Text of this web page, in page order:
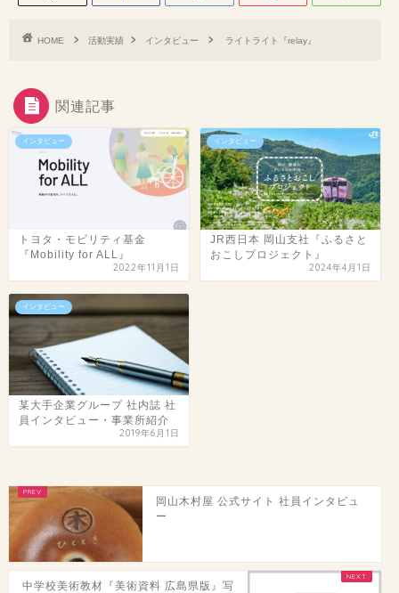
HOME 活動実績 インタビュー ライトライト『relay』
関連記事
インタビュー
トヨタ・モビリティ基金
『Mobility for ALL』
2022年11月1日
インタビュー
JR西日本 岡山支社『ふるさと
おこしプロジェクト』
2024年4月1日
インタビュー
某大手企業グループ 社内誌 社
員インタビュー・事業所紹介
2019年6月1日
岡山木村屋 公式サイト 社員インタビュ
ー
中学校美術教材『美術資料 広島県版』写